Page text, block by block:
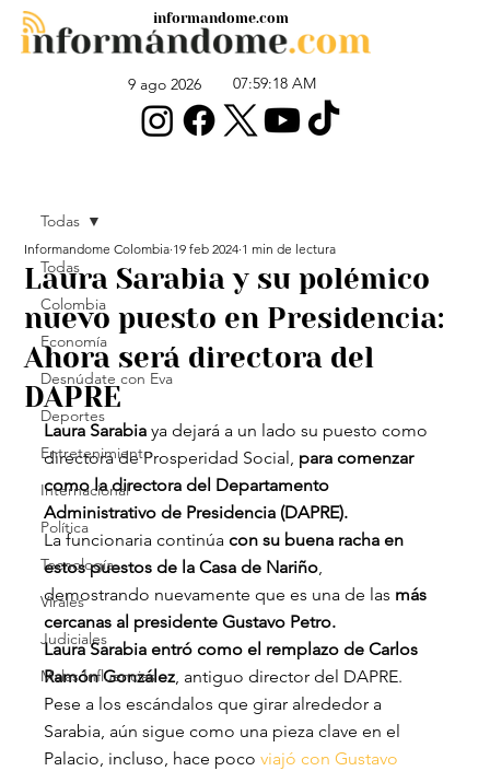
9 ago 2026 07:59:18 AM
informandome.com
Todas
Colombia
Economía
Desnúdate con Eva
Deportes
Entretenimiento
Internacional
Política
Tecnología
Virales
Judiciales
Malas Influencias
Todas
Laura Sarabia y su polémico
nuevo puesto en Presidencia:
Ahora será directora del
DAPRE
Informandome Colombia 19 feb 2024 1 min de lectura
Laura Sarabia ya dejará a un lado su puesto como
directora de Prosperidad Social, para comenzar
como la directora del Departamento
Administrativo de Presidencia (DAPRE).
La funcionaria continúa con su buena racha en
estos puestos de la Casa de Nariño,
demostrando nuevamente que es una de las más
cercanas al presidente Gustavo Petro.
Laura Sarabia entró como el remplazo de Carlos
Ramón González, antiguo director del DAPRE.
Pese a los escándalos que girar alrededor a
Sarabia, aún sigue como una pieza clave en el
Palacio, incluso, hace poco viajó con Gustavo